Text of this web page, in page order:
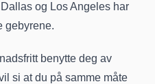
og Los Angeles har
gebyrene.
benytte deg av
si at du på samme måte